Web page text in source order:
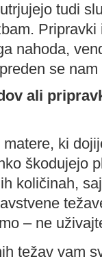
tudi
nahoda,
se
ali
ki
škodujejo
količinah,
– ne
težav vam